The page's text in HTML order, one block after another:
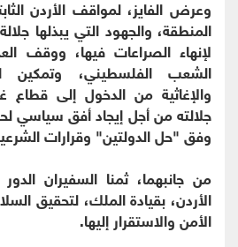
وعرض الفايز، لمواقف الأردن
المنطقة، والجهود التي يبذلها
لإنهاء الصراعات فيها، ووقف
الشعب الفلسطيني، وتمكين
والإغاثية من الدخول إلى قطاع
جلالته من أجل إيجاد أفق سياسي
وفق "حل الدولتين" وقرارات
من جانبهما، ثمنا السفيران
الأردن، بقيادة الملك، لتحقيق
الأمن والاستقرار إليها.